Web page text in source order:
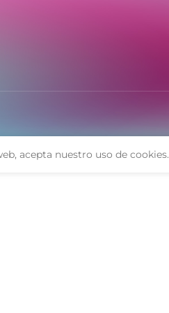
acepta nuestro uso de cookies.